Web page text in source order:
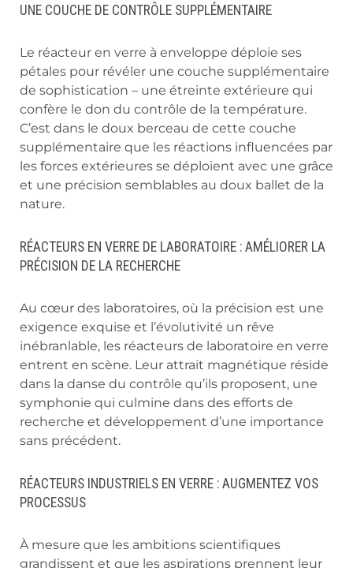
UNE COUCHE DE CONTRÔLE SUPPLÉMENTAIRE
Le réacteur en verre à enveloppe déploie ses
pétales pour révéler une couche supplémentaire
de sophistication – une étreinte extérieure qui
confère le don du contrôle de la température.
C’est dans le doux berceau de cette couche
supplémentaire que les réactions influencées par
les forces extérieures se déploient avec une grâce
et une précision semblables au doux ballet de la
nature.
RÉACTEURS EN VERRE DE LABORATOIRE : AMÉLIORER LA
PRÉCISION DE LA RECHERCHE
Au cœur des laboratoires, où la précision est une
exigence exquise et l’évolutivité un rêve
inébranlable, les réacteurs de laboratoire en verre
entrent en scène. Leur attrait magnétique réside
dans la danse du contrôle qu’ils proposent, une
symphonie qui culmine dans des efforts de
recherche et développement d’une importance
sans précédent.
RÉACTEURS INDUSTRIELS EN VERRE : AUGMENTEZ VOS
PROCESSUS
À mesure que les ambitions scientifiques
grandissent et que les aspirations prennent leur